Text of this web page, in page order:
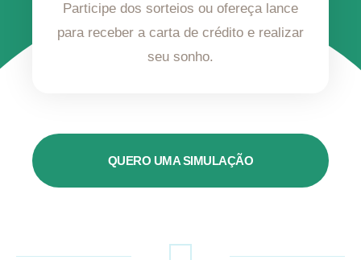
Participe dos sorteios ou ofereça lance
para receber a carta de crédito e realizar
seu sonho.
QUERO UMA SIMULAÇÃO